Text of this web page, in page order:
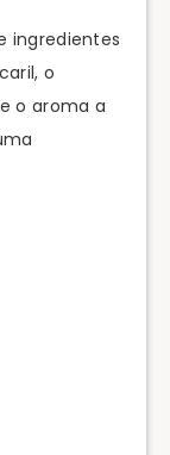
ingredientes
o
o aroma a